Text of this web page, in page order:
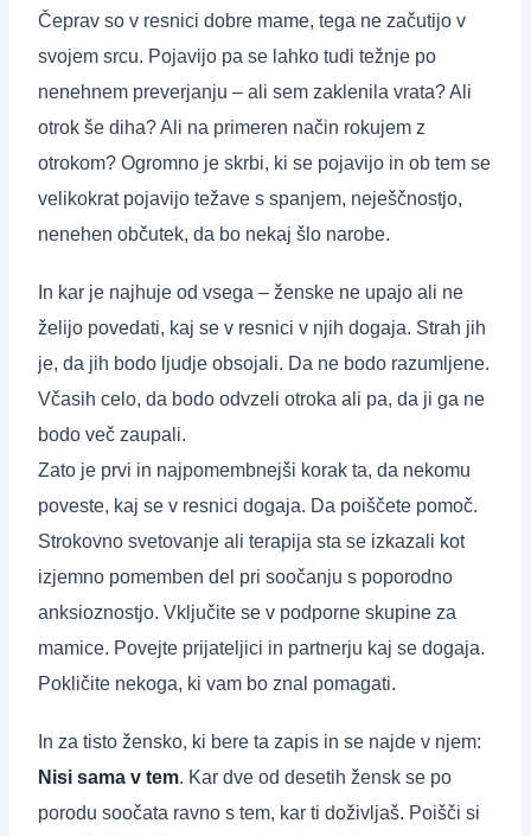
Čeprav so v resnici dobre mame, tega ne začutijo v
svojem srcu. Pojavijo pa se lahko tudi težnje po
nenehnem preverjanju – ali sem zaklenila vrata? Ali
otrok še diha? Ali na primeren način rokujem z
otrokom? Ogromno je skrbi, ki se pojavijo in ob tem se
velikokrat pojavijo težave s spanjem, neješčnostjo,
nenehen občutek, da bo nekaj šlo narobe.
In kar je najhuje od vsega – ženske ne upajo ali ne
želijo povedati, kaj se v resnici v njih dogaja. Strah jih
je, da jih bodo ljudje obsojali. Da ne bodo razumljene.
Včasih celo, da bodo odvzeli otroka ali pa, da ji ga ne
bodo več zaupali.
Zato je prvi in najpomembnejši korak ta, da nekomu
poveste, kaj se v resnici dogaja. Da poiščete pomoč.
Strokovno svetovanje ali terapija sta se izkazali kot
izjemno pomemben del pri soočanju s poporodno
anksioznostjo. Vključite se v podporne skupine za
mamice. Povejte prijateljici in partnerju kaj se dogaja.
Pokličite nekoga, ki vam bo znal pomagati.
In za tisto žensko, ki bere ta zapis in se najde v njem:
Nisi sama v tem. Kar dve od desetih žensk se po
porodu soočata ravno s tem, kar ti doživljaš. Poišči si